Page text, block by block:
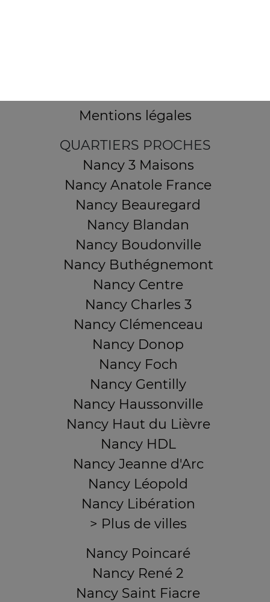
Mentions légales
QUARTIERS PROCHES
Nancy 3 Maisons
Nancy Anatole France
Nancy Beauregard
Nancy Blandan
Nancy Boudonville
Nancy Buthégnemont
Nancy Centre
Nancy Charles 3
Nancy Clémenceau
Nancy Donop
Nancy Foch
Nancy Gentilly
Nancy Haussonville
Nancy Haut du Lièvre
Nancy HDL
Nancy Jeanne d'Arc
Nancy Léopold
Nancy Libération
> Plus de villes
Nancy Poincaré
Nancy René 2
Nancy Saint Fiacre